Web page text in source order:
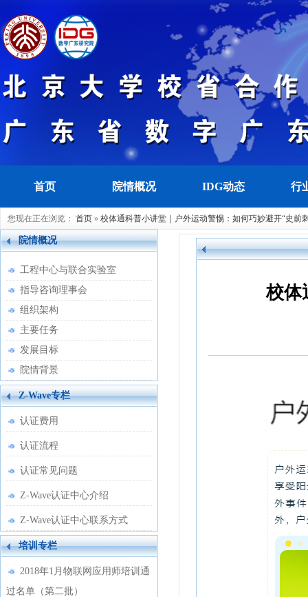
首页 院情概况 IDG动态 行
您现在正在浏览： 首页 » 校体通科普小讲堂｜户外运动警惕：如何巧妙避开“史前
校体
院情概况
工程中心与联合实验室
指导咨询理事会
组织架构
主要任务
发展目标
院情背景
Z-Wave专栏
认证费用
认证流程
认证常见问题
Z-Wave认证中心介绍
Z-Wave认证中心联系方式
培训专栏
2018年1月物联网应用师培训通
过名单（第二批）